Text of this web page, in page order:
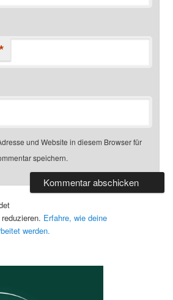
und Website in diesem Browser für
speichern.
Erfahre, wie deine
werden.